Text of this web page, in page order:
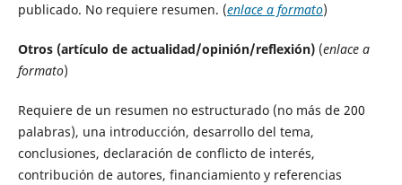
publicado. No requiere resumen. (enlace a formato)
Otros (artículo de actualidad/opinión/reflexión) (enlace a
formato)
Requiere de un resumen no estructurado (no más de 200
palabras), una introducción, desarrollo del tema,
conclusiones, declaración de conflicto de interés,
contribución de autores, financiamiento y referencias